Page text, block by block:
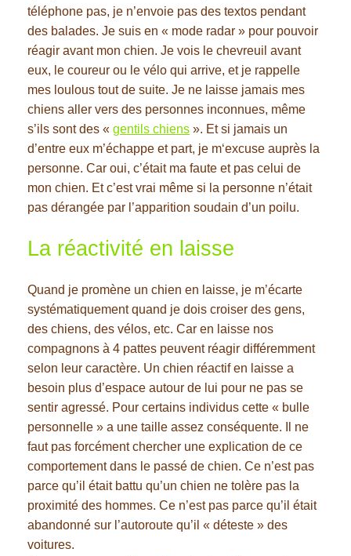
téléphone pas, je n’envoie pas des textos pendant
des balades. Je suis en « mode radar » pour pouvoir
réagir avant mon chien. Je vois le chevreuil avant
eux, le coureur ou le vélo qui arrive, et je rappelle
mes loulous tout de suite. Je ne laisse jamais mes
chiens aller vers des personnes inconnues, même
s’ils sont des « gentils chiens ». Et si jamais un
d’entre eux m’échappe et part, je m‘excuse auprès la
personne. Car oui, c’était ma faute et pas celui de
mon chien. Et c’est vrai même si la personne n’était
pas dérangée par l’apparition soudain d’un poilu.
La réactivité en laisse
Quand je promène un chien en laisse, je m’écarte
systématiquement quand je dois croiser des gens,
des chiens, des vélos, etc. Car en laisse nos
compagnons à 4 pattes peuvent réagir différemment
selon leur caractère. Un chien réactif en laisse a
besoin plus d’espace autour de lui pour ne pas se
sentir agressé. Pour certains individus cette « bulle
personnelle » a une taille assez conséquente. Il ne
faut pas forcément chercher une explication de ce
comportement dans le passé de chien. Ce n’est pas
parce qu’il était battu qu’un chien ne tolère pas la
proximité des hommes. Ce n’est pas parce qu’il était
abandonné sur l’autoroute qu’il « déteste » des
voitures.